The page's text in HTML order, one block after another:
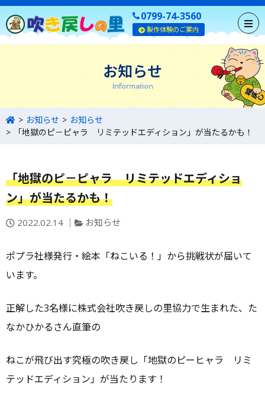
0799-74-3560
製作体験のご案内
お知らせ
Information
お知らせ
お知らせ
「地獄のピ－ピャラ リミテッドエディション」が当たるかも！
「地獄のピ－ピャラ リミテッドエディショ
ン」が当たるかも！
投 2022.02.14
カ
リ
お知らせ
ポプラ社様発行・絵本「ねこいる！」から挑戦状が届いて
います。
正解した3名様に株式会社吹き戻しの里協力で生まれた、た
なかひかるさん直筆の
ねこが飛び出す究極の吹き戻し「地獄のピーヒャラ リミ
テッドエディション」が当たります！